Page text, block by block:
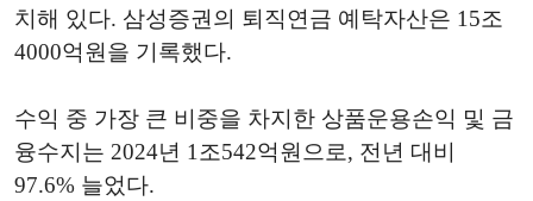
치해 있다. 삼성증권의 퇴직연금 예탁자산은 15조
4000억원을 기록했다.
수익 중 가장 큰 비중을 차지한 상품운용손익 및 금
융수지는 2024년 1조542억원으로, 전년 대비
97.6% 늘었다.